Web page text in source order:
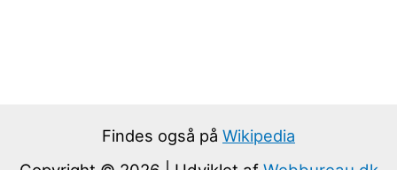
Findes også på Wikipedia